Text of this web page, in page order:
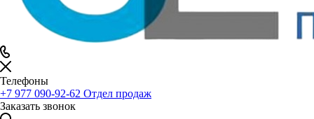
Телефоны
+7 977 090-92-62 Отдел продаж
Заказать звонок